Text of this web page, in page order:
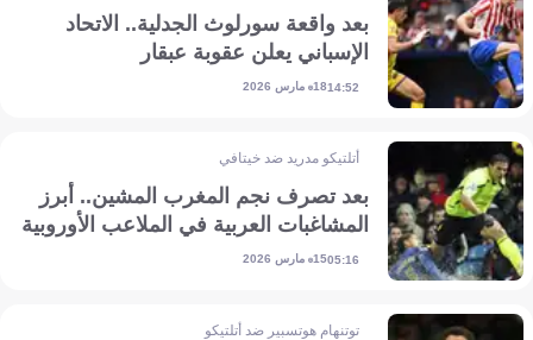
بعد واقعة سورلوث الجدلية.. الاتحاد
الإسباني يعلن عقوبة عبقار
14:5218 مارس 2026
أتلتيكو مدريد ضد خيتافي
بعد تصرف نجم المغرب المشين.. أبرز
المشاغبات العربية في الملاعب الأوروبية
05:1615 مارس 2026
توتنهام هوتسبير ضد أتلتيكو مدريد